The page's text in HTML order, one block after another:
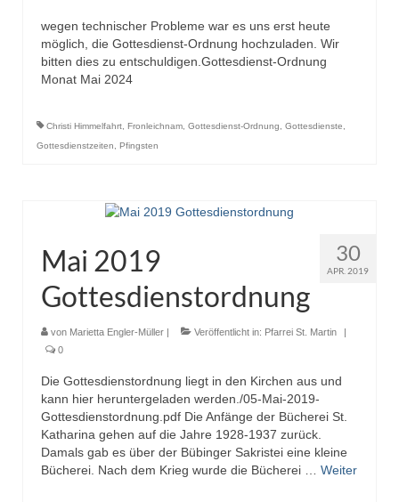
wegen technischer Probleme war es uns erst heute
möglich, die Gottesdienst-Ordnung hochzuladen. Wir
bitten dies zu entschuldigen.Gottesdienst-Ordnung
Monat Mai 2024
Christi Himmelfahrt, Fronleichnam, Gottesdienst-Ordnung, Gottesdienste,
Gottesdienstzeiten, Pfingsten
30
APR. 2019
Mai 2019
Gottesdienstordnung
von Marietta Engler-Müller | Veröffentlicht in: Pfarrei St. Martin
|
0
Die Gottesdienstordnung liegt in den Kirchen aus und
kann hier heruntergeladen werden./05-Mai-2019-
Gottesdienstordnung.pdf Die Anfänge der Bücherei St.
Katharina gehen auf die Jahre 1928-1937 zurück.
Damals gab es über der Bübinger Sakristei eine kleine
Bücherei. Nach dem Krieg wurde die Bücherei … Weiter